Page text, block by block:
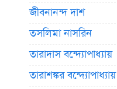
জীবনানন্দ দাশ
তসলিমা নাসরিন
তারাদাস বন্দ্যোপাধ্যায়
তারাশঙ্কর বন্দ্যোপাধ্যায়